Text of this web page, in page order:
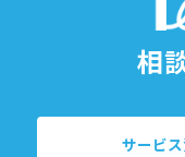
相
サービ